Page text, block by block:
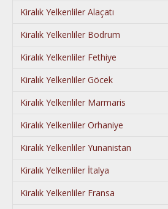
Kiralık Yelkenliler Alaçatı
Kiralık Yelkenliler Bodrum
Kiralık Yelkenliler Fethiye
Kiralık Yelkenliler Göcek
Kiralık Yelkenliler Marmaris
Kiralık Yelkenliler Orhaniye
Kiralık Yelkenliler Yunanistan
Kiralık Yelkenliler İtalya
Kiralık Yelkenliler Fransa